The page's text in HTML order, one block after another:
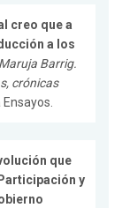
creo que a
a los
Maruja Barrig.
crónicas
Ensayos.
que
y